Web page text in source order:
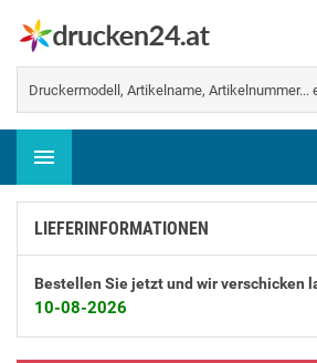
Es gibt keine
Warenkorb
LIEFERINFORMATIONEN
Bestellen Sie jetzt und wir verschicken
10-08-2026